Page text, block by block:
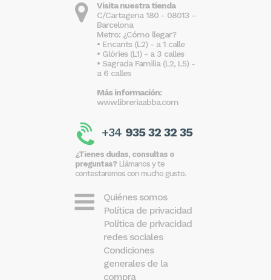
Visita nuestra tienda
C/Cartagena 180 - 08013 -
Barcelona
Metro: ¿Cómo llegar?
• Encants (L2) - a 1 calle
• Glòries (L1) - a 3 calles
• Sagrada Familia (L2, L5) -
a 6 calles
Más información:
www.libreriaabba.com
+34 935 32 32 35
¿Tienes dudas, consultas o
preguntas? Llámanos y te
contestaremos con mucho gusto.
Quiénes somos
Política de privacidad
Política de privacidad
redes sociales
Condiciones
generales de la
compra